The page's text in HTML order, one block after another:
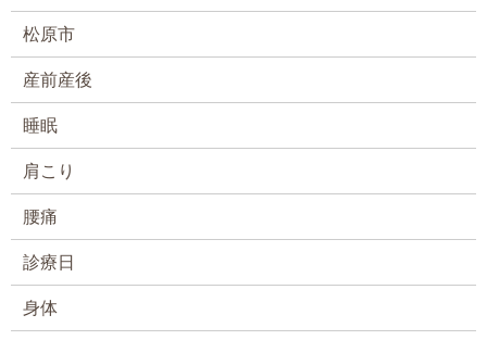
松原市
産前産後
睡眠
肩こり
腰痛
診療日
身体